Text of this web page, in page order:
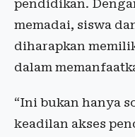
pendidikan.
memadai, siswa
diharapkan
dalam
“Ini bukan hanya
keadilan akses